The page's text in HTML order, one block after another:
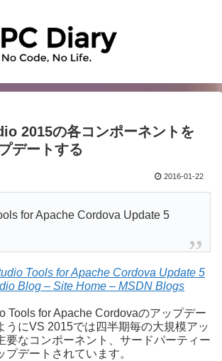
2015の各コンポーネントを
デートする
2016-01-22
for Apache Cordova Update 5
Tools for Apache Cordova Update 5
Blog – Site Home – MSDN Blogs
Tools for Apache Cordovaのアップデー
うにVS 2015では四半期毎の大規模アッ
要なコンポーネント、サードパーティー
プデートされています。